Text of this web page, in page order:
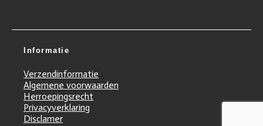
Informatie
Verzendinformatie
Algemene voorwaarden
Herroepingsrecht
Privacyverklaring
Disclamer